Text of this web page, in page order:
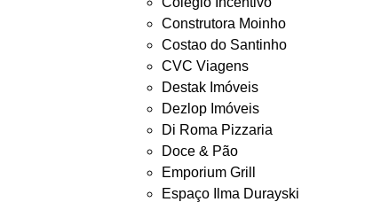
Construtora Moinho
Costao do Santinho
CVC Viagens
Destak Imóveis
Dezlop Imóveis
Di Roma Pizzaria
Doce & Pão
Emporium Grill
Espaço Ilma Durayski